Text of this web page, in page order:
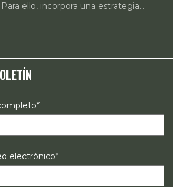
ello, incorpora una estrategia
la incidencia en legislación y
e investigación sobre el
reproductivos en México.
electrónico*